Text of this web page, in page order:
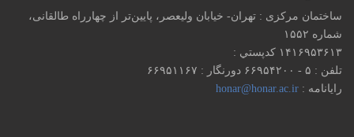
ساختمان مرکزی : تهران- خیابان ولیعصر، پایین‌تر از چهارراه طالقانی،
شماره ۱۵۵۲
۱۴۱۶۹۵۳۶۱۳ كدپستي :
تلفن : ۵ - ۶۶۹۵۴۲۰۰ دورنگار : ۶۶۹۵۱۱۶۷
رایانامه :honar@honar.ac.ir